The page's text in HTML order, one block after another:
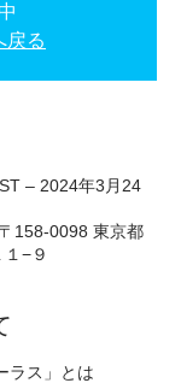
戻る
– 2024年3月24
158-0098 東京都
−９
ラス」とは